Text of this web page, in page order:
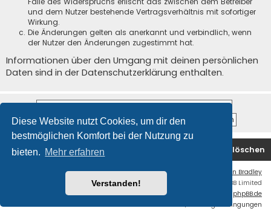
Diese Website nutzt Cookies, um dir den
bestmöglichen Komfort bei der Nutzung zu
bieten. Mehr erfahren
Verstanden!
und dem Nutzer bestehende Vertragsverhältnis mit sofortiger
Wirkung.
Die Änderungen gelten als anerkannt und verbindlich, wenn
der Nutzer den Änderungen zugestimmt hat.
Informationen über den Umgang mit deinen persönlichen
Daten sind in der Datenschutzerklärung enthalten.
Foren-Übersicht Alle Cookies löschen
Ian Bradley
Powered byphpBB
® Forum Software © phpBB Limited
Deutsche Übersetzung durch phpBB.de
Nutzungsbedingungen